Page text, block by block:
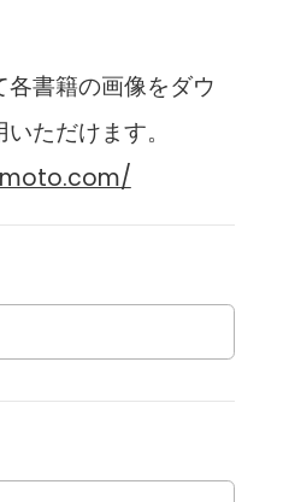
書籍の画像をダウ
ただけます。